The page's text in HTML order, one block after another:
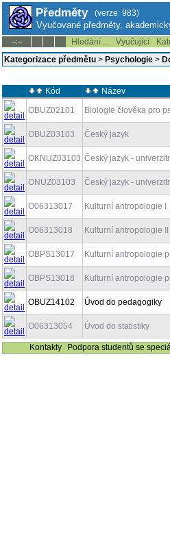
Předměty (verze: 983)
Vyučované předměty,
--:-- Hledání ... Vyučující
Kategorizace předmětu > Psychologie >
Kód
Název
OBUZ02101
Biologie člověka pro
OBUZ03103 Český jazyk
OKNUZ03103 Český jazyk -
ONUZ03103 Český jazyk -
O06313017 Kulturní antropologie I
O06313018 Kulturní antropologie II
OBPS13017 Kulturní antropologie
OBPS13018 Kulturní antropologie
OBUZ14102 Úvod do pedagogiky
O06313054 Úvod do statistiky
Kontakty
Podpora studentů se